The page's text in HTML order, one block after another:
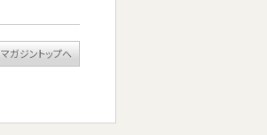
マガジントップへ